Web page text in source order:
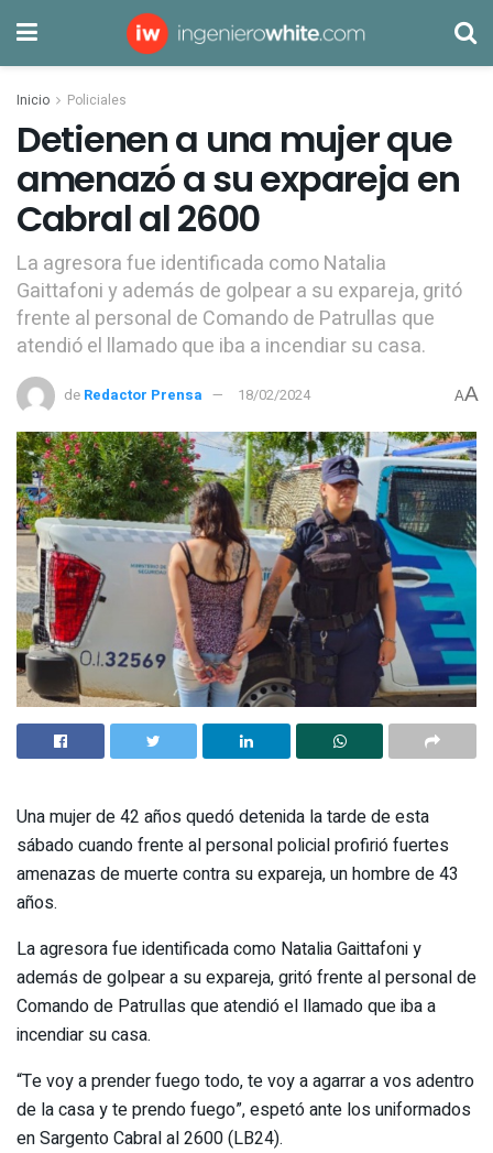
Inicio Policiales
Detienen a una mujer que
amenazó a su expareja en
Cabral al 2600
La agresora fue identificada como Natalia
Gaittafoni y además de golpear a su expareja, gritó
frente al personal de Comando de Patrullas que
atendió el llamado que iba a incendiar su casa.
de Redactor Prensa 18/02/2024 AA
Una mujer de 42 años quedó detenida la tarde de esta
sábado cuando frente al personal policial profirió fuertes
amenazas de muerte contra su expareja, un hombre de 43
años.
La agresora fue identificada como Natalia Gaittafoni y
además de golpear a su expareja, gritó frente al personal de
Comando de Patrullas que atendió el llamado que iba a
incendiar su casa.
“Te voy a prender fuego todo, te voy a agarrar a vos adentro
de la casa y te prendo fuego”, espetó ante los uniformados
en Sargento Cabral al 2600 (LB24).